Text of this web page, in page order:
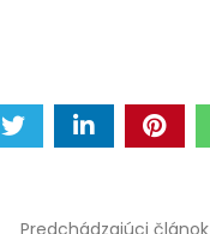
Predchádzajúci článok